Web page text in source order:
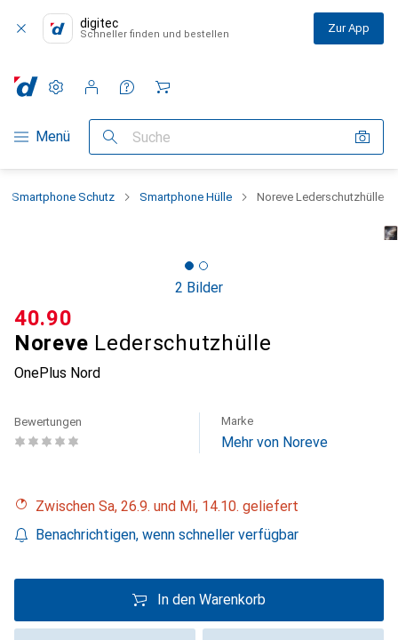
digitec
Schneller finden und bestellen Zur App
Navigation nach Kategorien
Menü Suche
Einstellungen
Kundenkonto
Vergleichslisten
Merklisten
Warenkorb
Smartphone Schutz Smartphone Hülle Noreve Lederschutzhülle
2 Bilder
Noreve Lederschutzhülle
OnePlus Nord
CHF
40.90
Bewertungen Marke
Mehr von Noreve
Zwischen Sa, 26.9. und Mi, 14.10. geliefert
Benachrichtigen, wenn schneller verfügbar
In den Warenkorb